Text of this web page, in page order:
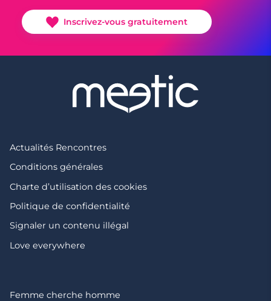
Inscrivez-vous gratuitement
Actualités Rencontres
Conditions générales
Charte d’utilisation des cookies
Politique de confidentialité
Signaler un contenu illégal
Love everywhere
Femme cherche homme